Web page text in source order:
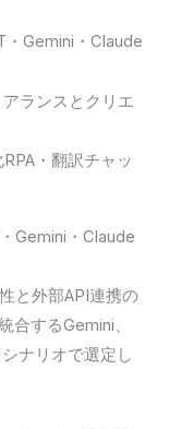
Gemini・Claude
ランスとクリエ
・翻訳チャッ
Gemini・Claude
と外部API連携の
合するGemini、
ナリオで選定し